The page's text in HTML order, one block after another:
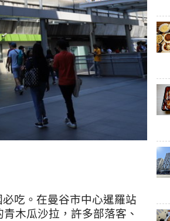
吃。在曼谷市中心暹羅站
青木瓜沙拉，許多部落客、